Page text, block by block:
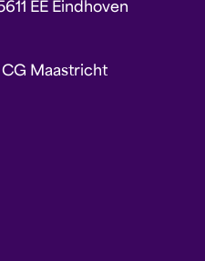
EE Eindhoven
CG Maastricht